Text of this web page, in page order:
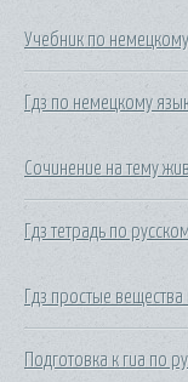
Учебник по
Гдз по немецкому
Сочинение на тему
Гдз тетрадь по
Гдз простые
Подготовка к гиа по